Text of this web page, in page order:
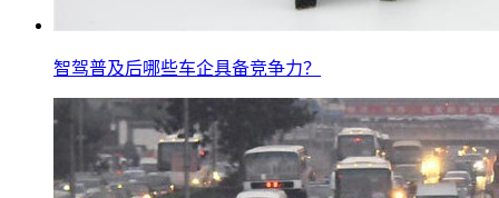
智驾普及后哪些车企具备竞争力？